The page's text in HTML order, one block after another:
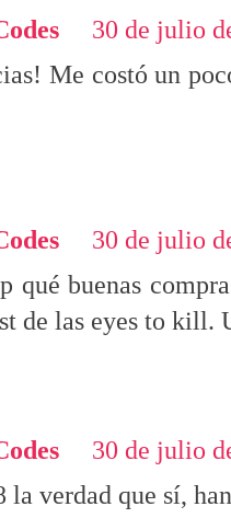
30 de julio
Me costó un
30 de julio
qué buenas
de las eyes to kill.
30 de julio
la verdad que sí,